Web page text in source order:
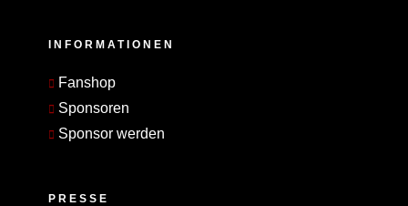
INFORMATIONEN
Fanshop
Sponsoren
Sponsor werden
PRESSE